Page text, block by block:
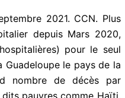
2021. CCN. Plus
depuis Mars 2020,
pour le seul
Guadeloupe le pays de